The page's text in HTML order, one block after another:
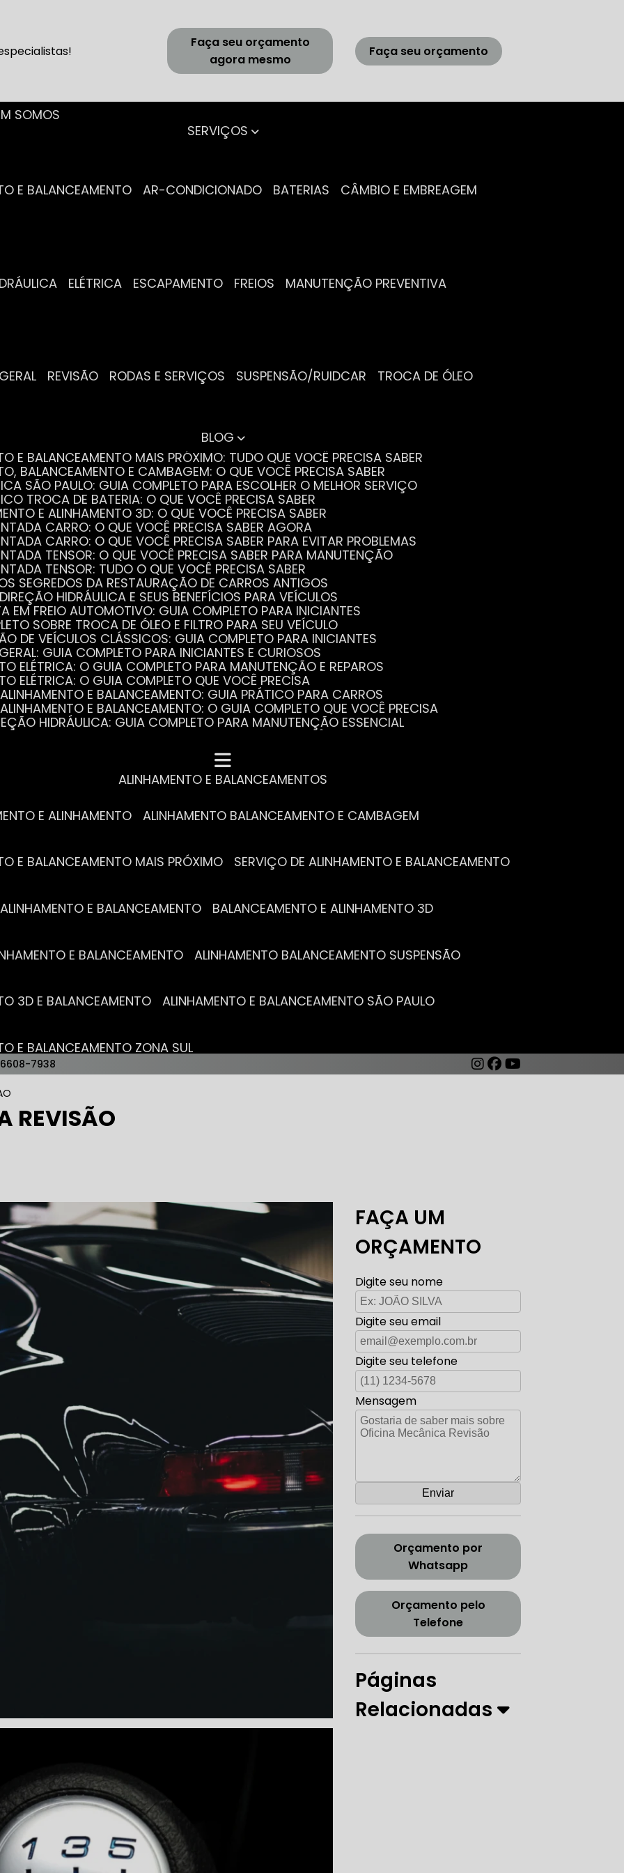
Faça seu orçamento
agora mesmo
Faça seu orçamento
SOMOS
SERVIÇOS
E BALANCEAMENTO AR-CONDICIONADO BATERIAS CÂMBIO E EMBREAGEM
ELÉTRICA ESCAPAMENTO FREIOS MANUTENÇÃO PREVENTIVA
REVISÃO RODAS E SERVIÇOS SUSPENSÃO/RUIDCAR TROCA DE ÓLEO
BLOG
E BALANCEAMENTO MAIS PRÓXIMO: TUDO QUE VOCÊ PRECISA SABER
BALANCEAMENTO E CAMBAGEM: O QUE VOCÊ PRECISA SABER
SÃO PAULO: GUIA COMPLETO PARA ESCOLHER O MELHOR SERVIÇO
TROCA DE BATERIA: O QUE VOCÊ PRECISA SABER
E ALINHAMENTO 3D: O QUE VOCÊ PRECISA SABER
CARRO: O QUE VOCÊ PRECISA SABER AGORA
CARRO: O QUE VOCÊ PRECISA SABER PARA EVITAR PROBLEMAS
TENSOR: O QUE VOCÊ PRECISA SABER PARA MANUTENÇÃO
TENSOR: TUDO O QUE VOCÊ PRECISA SABER
OS SEGREDOS DA RESTAURAÇÃO DE CARROS ANTIGOS
DIREÇÃO HIDRÁULICA E SEUS BENEFÍCIOS PARA VEÍCULOS
EM FREIO AUTOMOTIVO: GUIA COMPLETO PARA INICIANTES
SOBRE TROCA DE ÓLEO E FILTRO PARA SEU VEÍCULO
DE VEÍCULOS CLÁSSICOS: GUIA COMPLETO PARA INICIANTES
GERAL: GUIA COMPLETO PARA INICIANTES E CURIOSOS
ELÉTRICA: O GUIA COMPLETO PARA MANUTENÇÃO E REPAROS
ELÉTRICA: O GUIA COMPLETO QUE VOCÊ PRECISA
ALINHAMENTO E BALANCEAMENTO: GUIA PRÁTICO PARA CARROS
ALINHAMENTO E BALANCEAMENTO: O GUIA COMPLETO QUE VOCÊ PRECISA
HIDRÁULICA: GUIA COMPLETO PARA MANUTENÇÃO ESSENCIAL
COMPLETA PARA BLINDADOS: TUDO QUE VOCÊ PRECISA SABER
AUTOMOTIVA É ESSENCIAL PARA O DESEMPENHO DO SEU CARRO
ALINHAMENTO E BALANCEAMENTO: O QUE VOCÊ PRECISA SABER
ESSENCIAIS DA TROCA DE ÓLEO PARA A SAÚDE DO SEU CARRO
ALINHAMENTO E BALANCEAMENTOS
E ALINHAMENTO ALINHAMENTO BALANCEAMENTO E CAMBAGEM
E BALANCEAMENTO MAIS PRÓXIMO SERVIÇO DE ALINHAMENTO E BALANCEAMENTO
ALINHAMENTO E BALANCEAMENTO BALANCEAMENTO E ALINHAMENTO 3D
E BALANCEAMENTO ALINHAMENTO BALANCEAMENTO SUSPENSÃO
3D E BALANCEAMENTO ALINHAMENTO E BALANCEAMENTO SÃO PAULO
E BALANCEAMENTO ZONA SUL
MAIS PRÓXIMO
TROCA DE BATERIA OFICINA AUTO ELÉTRICA AUTO ELÉTRICA DE CARROS
ABERTA HOJE AUTO ELÉTRICA SOCORRO AUTO ELÉTRICA CARROS ANTIGOS
PRÓXIMO DE MIM AUTO ELÉTRICA SÃO PAULO AUTO ELÉTRICA ZONA SUL
DENTADA CORREIA DENTADA LAND ROVER CORREIA DENTADA RANGE ROVER
DENTADA DA LAND ROVER CORREIA DENTADA DISCOVERY
CORREIA DENTADA TENSOR
CARRO
E ELÉTRICA MANUTENÇÃO CONSERTO REPARO
E ELÉTRICA CONSERTO
DIREÇÃO HIDRÁULICA CONSERTO DIREÇÃO HIDRÁULICA
7938
REVISÃO
FAÇA UM
ORÇAMENTO
Digite seu nome
Digite seu email
Digite seu telefone
Mensagem
Orçamento por
Whatsapp
Orçamento pelo
Telefone
Páginas
Relacionadas